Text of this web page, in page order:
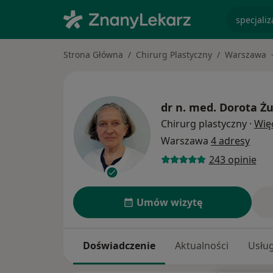
Strona Główna Chirurg Plastyczny Warszawa
dr n. med. Dorota
Chirurg plastyczny ·
Warszawa 4 adresy
243 opinie
Umów wizytę
Doświadczenie Aktualności